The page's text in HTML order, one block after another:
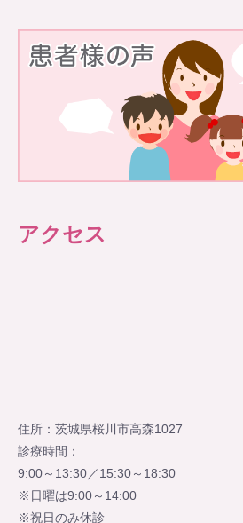
アクセス
住所：茨城県桜川市高森1027
診療時間：
9:00～13:30／15:30～18:30
※日曜は9:00～14:00
※祝日のみ休診